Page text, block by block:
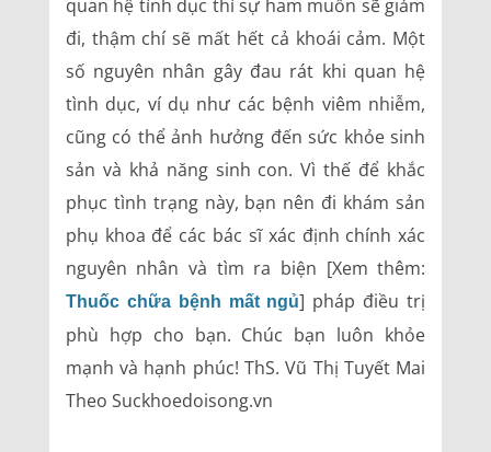
quan hệ tình dục thì sự ham muốn sẽ giảm
đi, thậm chí sẽ mất hết cả khoái cảm. Một
số nguyên nhân gây đau rát khi quan hệ
tình dục, ví dụ như các bệnh viêm nhiễm,
cũng có thể ảnh hưởng đến sức khỏe sinh
sản và khả năng sinh con. Vì thế để khắc
phục tình trạng này, bạn nên đi khám sản
phụ khoa để các bác sĩ xác định chính xác
nguyên nhân và tìm ra biện [Xem thêm:
Thuốc chữa bệnh mất ngủ] pháp điều trị
phù hợp cho bạn. Chúc bạn luôn khỏe
mạnh và hạnh phúc! ThS. Vũ Thị Tuyết Mai
Theo Suckhoedoisong.vn